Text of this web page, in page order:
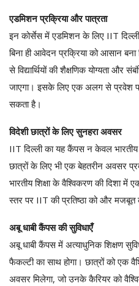
एडमिशन प्रक्रिया और पात्रता
इन कोर्सेस में एडमिशन के लिए IIT
बिना ही आवेदन प्रक्रिया को आसान
से विद्यार्थियों की शैक्षणिक योग्यता और
जाएगा। इसके लिए एक अलग से प्रवेश
सकता है।
विदेशी छात्रों के लिए सुनहरा अवसर
IIT दिल्ली का यह कैंपस न केवल भारतीय
छात्रों के लिए भी एक बेहतरीन अवसर
भारतीय शिक्षा के वैश्विकरण की दिशा में
स्तर पर IIT की प्रतिष्ठा को और मजबूत
अबू धाबी कैंपस की सुविधाएँ
अबू धाबी कैंपस में अत्याधुनिक शिक्षण
फैकल्टी का साथ होगा। छात्रों को एक
अवसर मिलेगा, जो उनके कैरियर को